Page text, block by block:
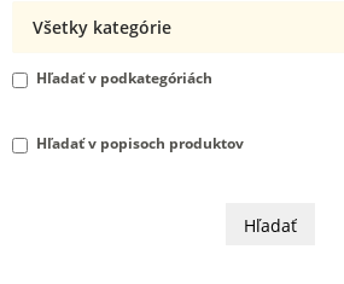
Hľadať v podkategóriách
Hľadať v popisoch produktov